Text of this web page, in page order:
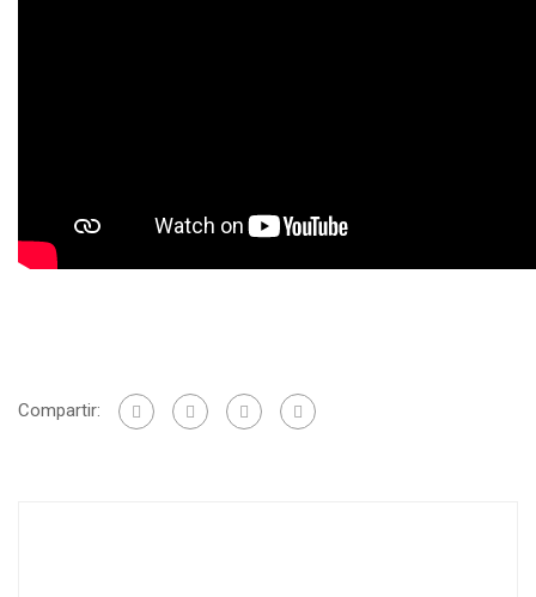
Compartir: